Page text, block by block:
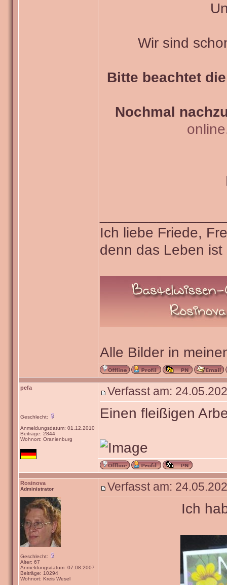
Wir sind
Bitte beachtet
Nochmal
Ich liebe Friede,
denn das Leben
Alle Bilder in
pefa
Geschlecht:
Anmeldungsdatum: 01.12.2010
Beiträge: 2844
Wohnort: Oranienburg
Verfasst am:
Einen fleißigen
Rosinova
Administrator
Geschlecht:
Alter: 67
Anmeldungsdatum: 07.08.2007
Beiträge: 10294
Wohnort: Kreis Wesel
Verfasst am:
Ich